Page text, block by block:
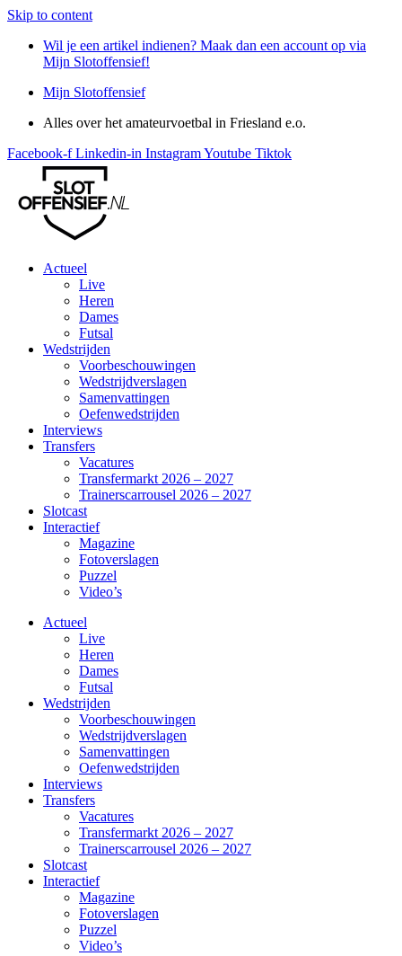
Skip to content
Wil je een artikel indienen? Maak dan een account op via
Mijn Slotoffensief!
Mijn Slotoffensief
Alles over het amateurvoetbal in Friesland e.o.
Facebook-f Linkedin-in InstagramYoutube Tiktok
Actueel
Live
Heren
Dames
Futsal
Wedstrijden
Voorbeschouwingen
Wedstrijdverslagen
Samenvattingen
Oefenwedstrijden
Interviews
Transfers
Vacatures
Transfermarkt 2026 – 2027
Trainerscarrousel 2026 – 2027
Slotcast
Interactief
Magazine
Fotoverslagen
Puzzel
Video’s
Actueel
Live
Heren
Dames
Futsal
Wedstrijden
Voorbeschouwingen
Wedstrijdverslagen
Samenvattingen
Oefenwedstrijden
Interviews
Transfers
Vacatures
Transfermarkt 2026 – 2027
Trainerscarrousel 2026 – 2027
Slotcast
Interactief
Magazine
Fotoverslagen
Puzzel
Video’s